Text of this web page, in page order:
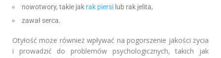
nowotwory, takie jak rak piersi lub rak jelita,
zawał serca.
Otyłość może również wpływać na pogorszenie jakości życia
i prowadzić do problemów psychologicznych, takich jak